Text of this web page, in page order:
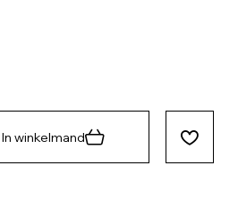
In winkelmand